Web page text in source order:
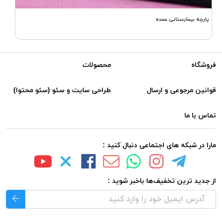
پارچه بیمارستانی عمده
فروشگاه محصولات
قوانین مرجوعی و ارسال طراحی سایت و سئو (سئو محتوا)
تماس با ما
مارا در شبکه های اجتماعی دنبال کنید :
از جدید ترین تخفیف‌ها باخبر شوید :